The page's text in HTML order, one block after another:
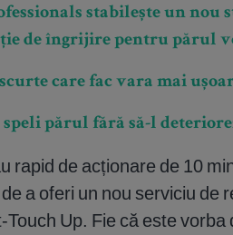
stabilește un nou
de îngrijire pentru părul
care fac vara mai
speli părul fără să-l
rapid de acționare de 10
a oferi un nou serviciu de
Touch Up. Fie că este